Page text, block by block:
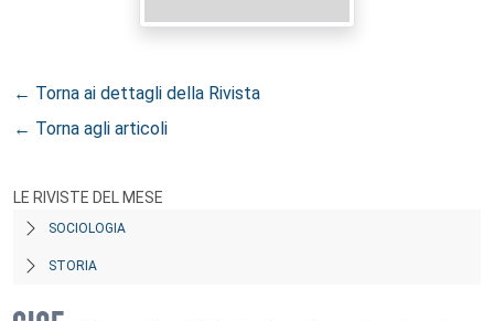
← Torna ai dettagli della Rivista
← Torna agli articoli
LE RIVISTE DEL MESE
SOCIOLOGIA
STORIA